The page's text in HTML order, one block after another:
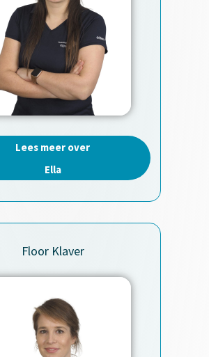
Lees meer over
Ella
Floor Klaver